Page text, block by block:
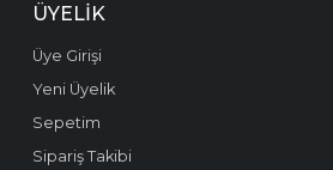
ÜYELIK
Üye Girişi
Yeni Üyelik
Sepetim
Sipariş Takibi